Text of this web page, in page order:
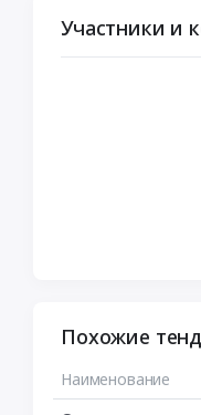
Участники и
Похожие
Наименование